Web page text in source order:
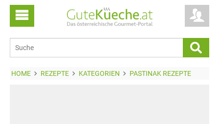
HOME REZEPTE KATEGORIEN PASTINAK REZEPTE